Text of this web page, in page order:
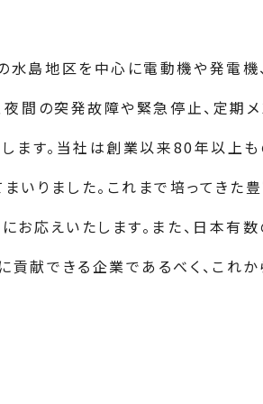
水島地区を中心に電動機や発電機
夜間の突発故障や緊急停止、定期
す。当社は創業以来80年以上も
いりました。これまで培ってきた
お応えいたします。また、日本有
献できる企業であるべく、これ